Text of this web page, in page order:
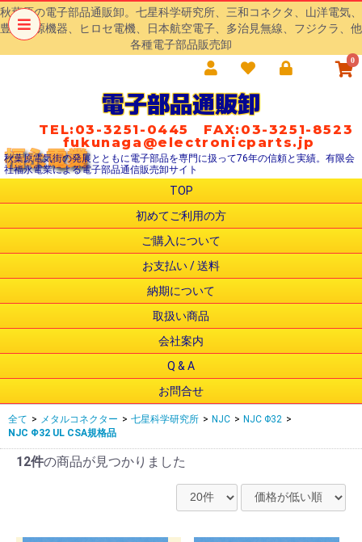
秋葉原の電子部品通販卸。七星科学研究所、三和コネクタ、山洋電気、
豊澄電源機器、ヒロセ電機、日本航空電子、多治見無線、フジクラ、他
各種電子部品販売卸
0
電子部品通販卸
TEL:03-3251-0445 FAX:03-3251-8523
fukunaga@electronicparts.jp
秋葉原電気街の発展とともに電子部品を専門に扱って76年の信頼と実績。有限会
社福永電業による電子部品通信販売卸サイト
TOP
初めてご利用の方
ご購入について
お支払い / 送料
納期について
取扱い商品
会社案内
Q & A
お問合せ
全て > メタルコネクター > 七星科学研究所 > NJC > NJC Φ32 >
NJC Φ32 UL CSA規格品
12件の商品が見つかりました